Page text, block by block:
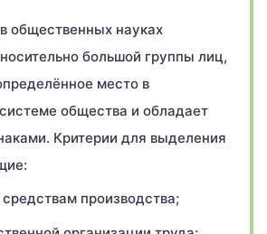
общественных науках
большой группы лиц,
место в
общества и обладает
Критерии для выделения
производства;